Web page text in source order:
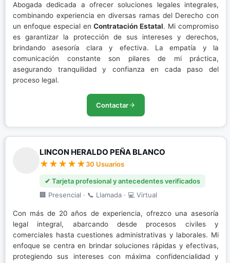
Abogada dedicada a ofrecer soluciones legales integrales,
combinando experiencia en diversas ramas del Derecho con
un enfoque especial enContratación Estatal. Mi compromiso
es garantizar la protección de sus intereses y derechos,
brindando asesoría clara y efectiva. La empatía y la
comunicación constante son pilares de mi práctica,
asegurando tranquilidad y confianza en cada paso del
proceso legal.
Contactar
LINCON HERALDO PEÑA BLANCO
30 Usuarios
✔ Tarjeta profesional y antecedentes verificados
🏢 Presencial · 📞 Llamada · 💻 Virtual
Con más de 20 años de experiencia, ofrezco una asesoría
legal integral, abarcando desde procesos civiles y
comerciales hasta cuestiones administrativas y laborales. Mi
enfoque se centra en brindar soluciones rápidas y efectivas,
protegiendo sus intereses con máxima confidencialidad y